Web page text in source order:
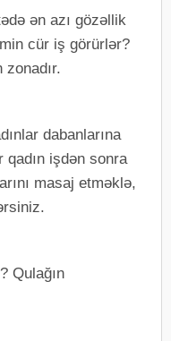
ən azı gözəllik
cür iş görürlər?
zonadır.
dabanlarına
işdən sonra
masaj etməklə,
Qulağın